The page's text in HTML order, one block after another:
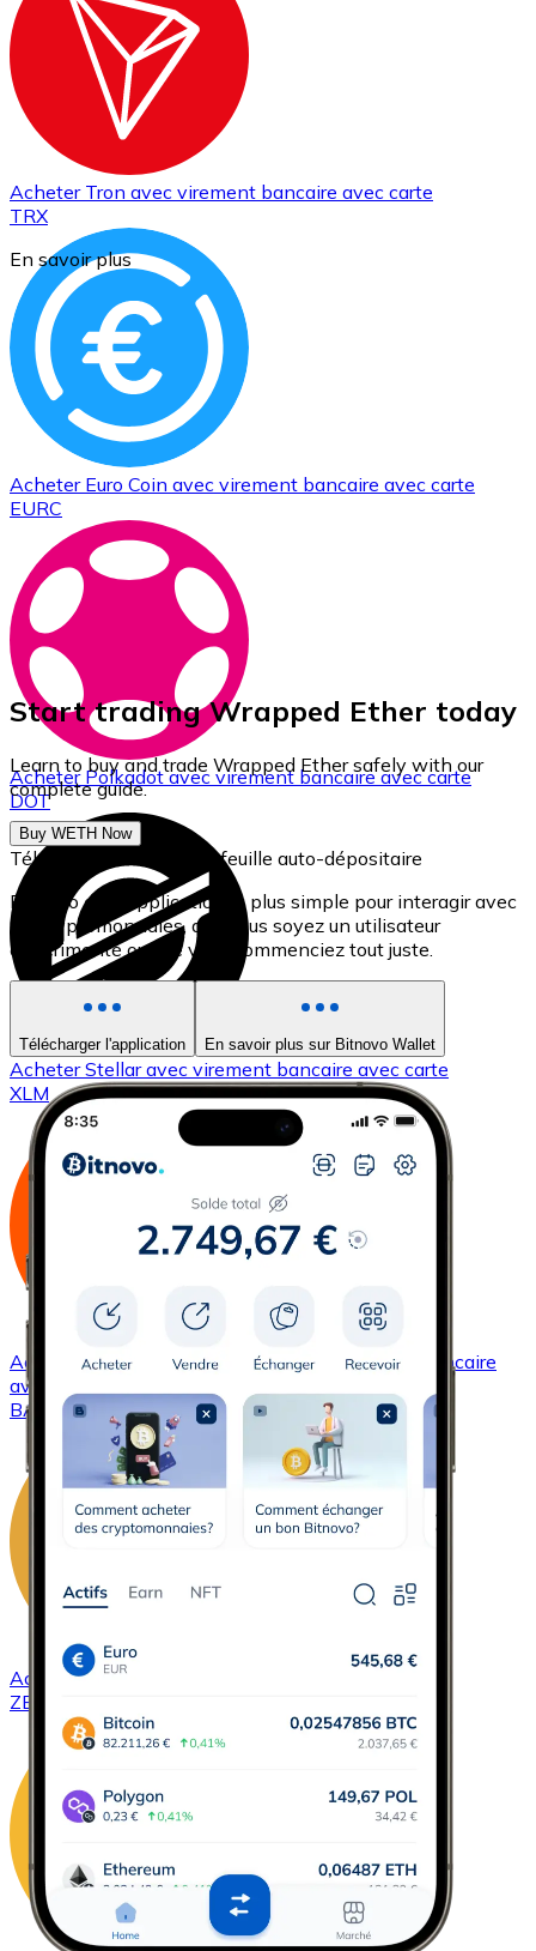
Acheter Tron avec virement bancaire avec carte
TRX
Acheter Euro Coin avec virement bancaire avec carte
EURC
Acheter Polkadotavec virement bancaireavec carte
DOT
AcheterStellaravec virement bancaire avec carte
XLM
AcheterBasic Attention Tokenavec virement bancaire
avec carte
BAT
AcheterZCash
ZEC
En savoir plus
Start trading Wrapped Ether today
Learn to buy and trade Wrapped Ether safely with our
complete guide.
Buy WETH Now
Téléchargez notre portefeuille auto-dépositaire
Bitnovo est l'application la plus simple pour interagir avec
les cryptomonnaies, que vous soyez un utilisateur
expérimenté ou que vous commenciez tout juste.
Télécharger l'application En savoir plus sur Bitnovo Wallet